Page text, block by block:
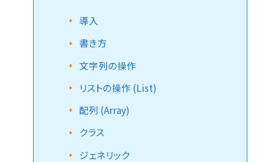
導入
書き方
文字列の操作
リストの操作 (List)
配列 (Array)
クラス
ジェネリック